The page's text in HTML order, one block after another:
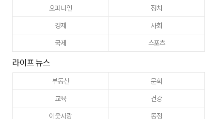
오피니언
정치
경제
사회
국제
스포츠
라이프 뉴스
부동산
문화
교육
건강
이웃사랑
동정